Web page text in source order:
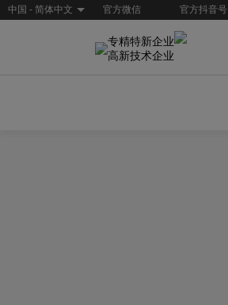
中国 - 简体中文 官方微信 官方抖音号
专精特新企业
高新技术企业